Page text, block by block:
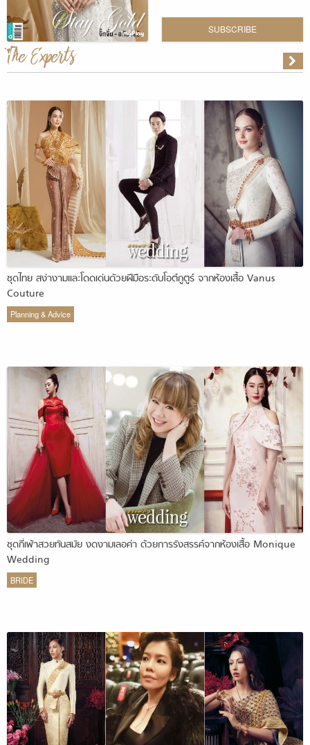
SUBSCRIBE
The Experts
ชุดไทย สง่างามและโดดเด่นด้วยฝีมือระดับโอต์กูตูร์ จากห้องเสื้อ Vanus
Couture
Planning & Advice
ชุดกี่เพ้าสวยทันสมัย งดงามเลอค่า ด้วยการรังสรรค์จากห้องเสื้อ Monique
Wedding
BRIDE